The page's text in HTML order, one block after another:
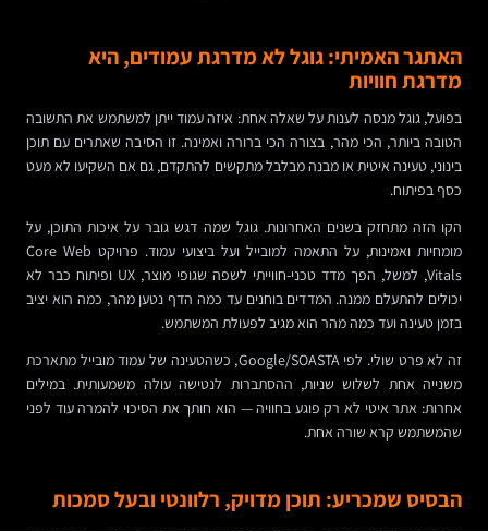
האתגר האמיתי: גוגל לא מדרגת עמודים, היא
מדרגת חוויות
בפועל, גוגל מנסה לענות על שאלה אחת: איזה עמוד ייתן למשתמש את התשובה
הטובה ביותר, הכי מהר, בצורה הכי ברורה ואמינה. זו הסיבה שאתרים עם תוכן
בינוני, טעינה איטית או מבנה מבלבל מתקשים להתקדם, גם אם השקיעו לא מעט
כסף בפיתוח.
הקו הזה מתחזק בשנים האחרונות. גוגל שמה דגש גובר על איכות התוכן, על
מומחיות ואמינות, על התאמה למובייל ועל ביצועי עמוד. פרויקט Core Web
Vitals, למשל, הפך מדד טכני-חווייתי לשפה שגופי מוצר, UX ופיתוח כבר לא
יכולים להתעלם ממנה. המדדים בוחנים עד כמה הדף נטען מהר, כמה הוא יציב
בזמן טעינה ועד כמה מהר הוא מגיב לפעולת המשתמש.
זה לא פרט שולי. לפי Google/SOASTA, כשהטעינה של עמוד מובייל מתארכת
משנייה אחת לשלוש שניות, ההסתברות לנטישה עולה משמעותית. במילים
אחרות: אתר איטי לא רק פוגע בחוויה — הוא חותך את הסיכוי להמרה עוד לפני
שהמשתמש קרא שורה אחת.
הבסיס שמכריע: תוכן מדויק, רלוונטי ובעל סמכות